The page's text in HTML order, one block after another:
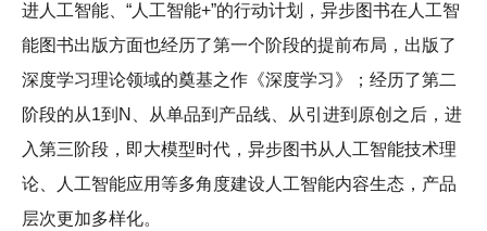
进人工智能、“人工智能+”的行动计划，异步图书在人工智
能图书出版方面也经历了第一个阶段的提前布局，出版了
深度学习理论领域的奠基之作《深度学习》；经历了第二
阶段的从1到N、从单品到产品线、从引进到原创之后，进
入第三阶段，即大模型时代，异步图书从人工智能技术理
论、人工智能应用等多角度建设人工智能内容生态，产品
层次更加多样化。